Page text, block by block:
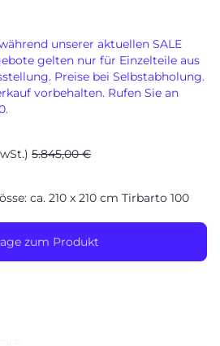
unserer aktuellen SALE
gelten nur für Einzelteile aus
Preise bei Selbstabholung.
vorbehalten. Rufen Sie an
5.845,00 €
ca. 210 x 210 cm Tirbarto 100
zum Produkt